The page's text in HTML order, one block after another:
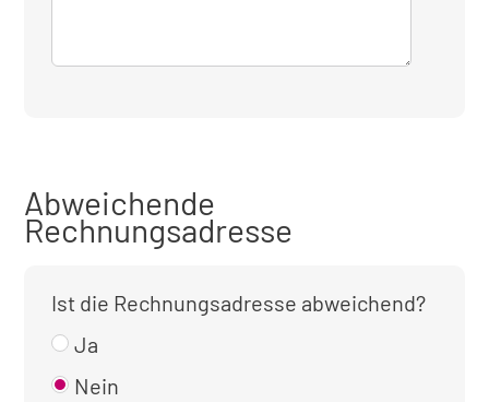
Abweichende
Rechnungsadresse
Ist die Rechnungsadresse abweichend?
Ja
Nein